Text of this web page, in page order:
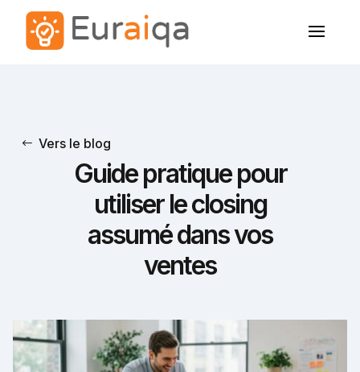
Vers le blog
Guide pratique pour
utiliser le closing
assumé dans vos
ventes